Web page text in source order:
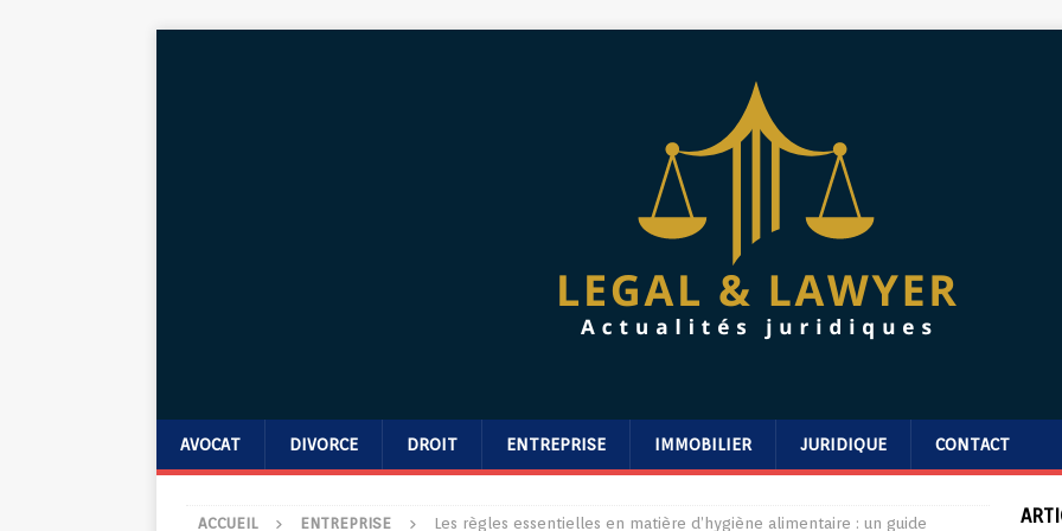
AVOCAT DIVORCE DROIT ENTREPRISE IMMOBILIER JURIDIQUE CONTACT
ACCUEIL ENTREPRISE
Les règles essentielles en matière d’hygiène alimentaire : un guide